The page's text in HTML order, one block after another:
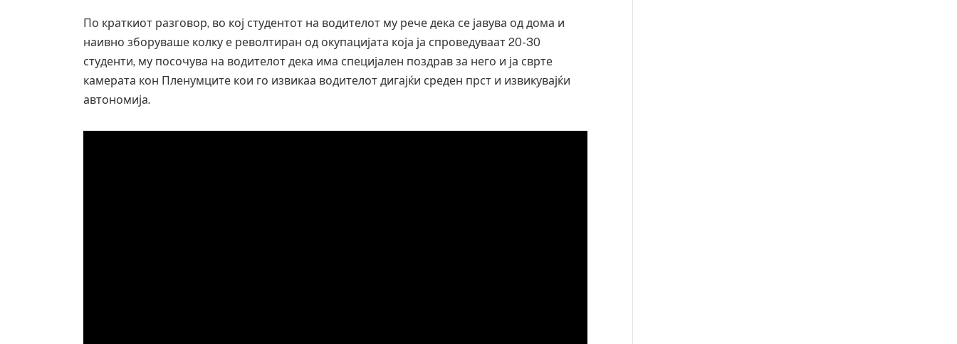
По краткиот разговор, во кој студентот на водителот му рече дека се јавува од дома и
наивно зборуваше колку е револтиран од окупацијата која ја спроведуваат 20-30
студенти, му посочува на водителот дека има специјален поздрав за него и ја сврте
камерата кон Пленумците кои го извикаа водителот дигајќи среден прст и извикувајќи
автономија.